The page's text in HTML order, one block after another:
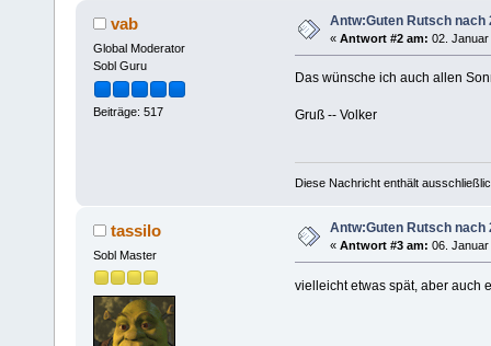
vab
Global Moderator
Sobl Guru
Beiträge: 517
Antw:Guten Rutsch nach
« Antwort #2 am: 02.
Das wünsche ich auch allen
Gruß -- Volker
Diese Nachricht enthält
tassilo
Sobl Master
Antw:Guten Rutsch nach
« Antwort #3 am: 06.
vielleicht etwas spät, aber auch